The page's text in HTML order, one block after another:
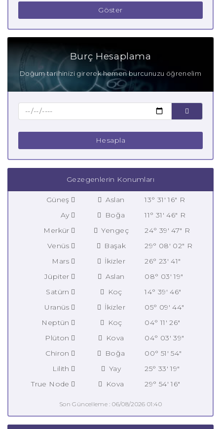
Göster
Burç Hesaplama
Doğum tarihinizi girerek hemen burcunuzu öğrenelim
Hesapla
Gezegenlerin Konumları
Güneş Aslan
13° 31' 16" R
Ay
Boğa
11° 31' 46" R
Merkür
Yengeç
24° 39' 47" R
Venüs
Başak
29° 08' 02" R
Mars
İkizler
26° 23' 41"
Jüpiter
Aslan
08° 03' 19"
Satürn
Koç
14° 39' 46"
Uranüs
İkizler
05° 09' 44"
Neptün
Koç
04° 11' 26"
Plüton
Kova
04° 03' 39"
Chiron
Boğa
00° 51' 54"
Lilith
Yay
25° 33' 19"
True Node
Kova 29° 54' 16"
Son Güncelleme : 06/08/2026 01:40